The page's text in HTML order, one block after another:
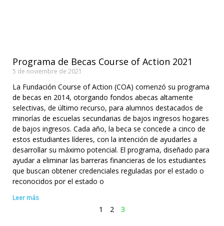
Programa de Becas Course of Action 2021
5 de noviembre de 2021
La Fundación Course of Action (COA) comenzó su programa
de becas en 2014, otorgando fondos abecas altamente
selectivas, de último recurso, para alumnos destacados de
minorías de escuelas secundarias de bajos ingresos hogares
de bajos ingresos. Cada año, la beca se concede a cinco de
estos estudiantes líderes, con la intención de ayudarles a
desarrollar su máximo potencial. El programa, diseñado para
ayudar a eliminar las barreras financieras de los estudiantes
que buscan obtener credenciales reguladas por el estado o
reconocidos por el estado o
Leer más
1 2 3